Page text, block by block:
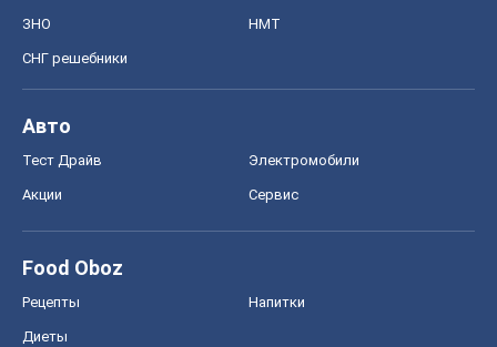
ЗНО НМТ
СНГ решебники
Авто
Тест Драйв Электромобили
Акции Сервис
Food Oboz
Рецепты Напитки
Диеты